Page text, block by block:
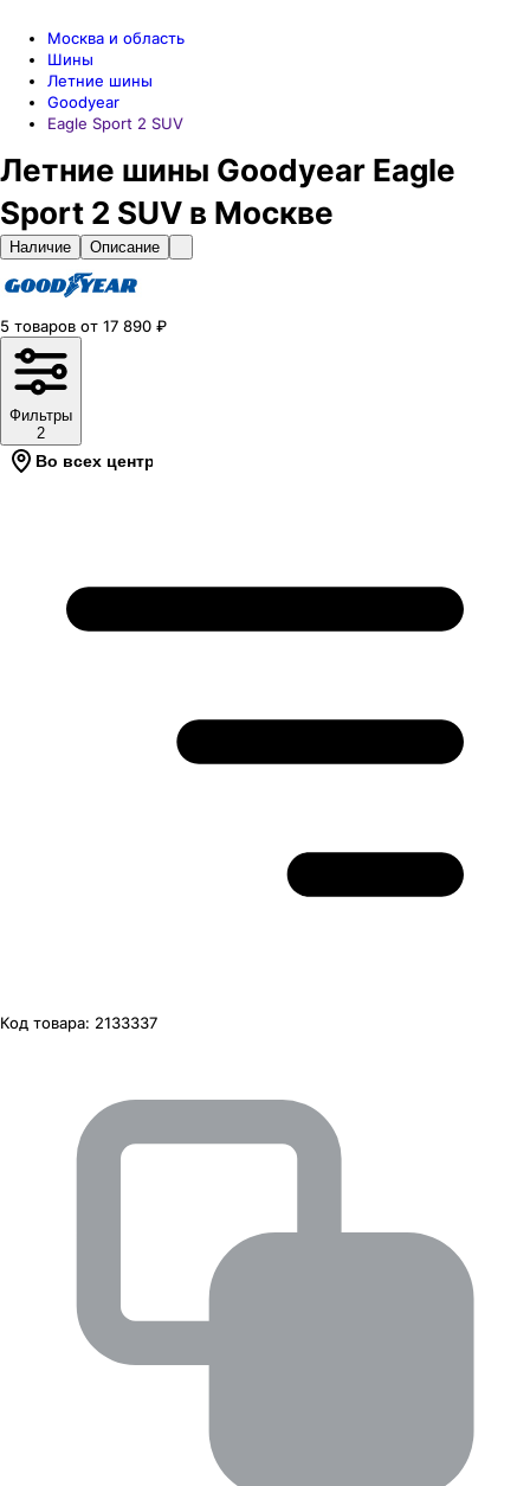
Москва и область
Шины
Летние шины
Goodyear
Eagle Sport 2 SUV
Летние шины Goodyear Eagle
Sport 2 SUV в Москве
Наличие Описание
5 товаров от 17 890 ₽
Фильтры
2
Во всех центрах
Код товара: 2133337